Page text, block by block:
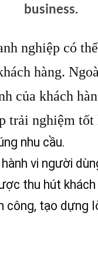
business.
nghiệp có
hàng.
của khách
trải nghiệm tốt
nhu cầu.
vi người
thu hút
công, tạo dựng